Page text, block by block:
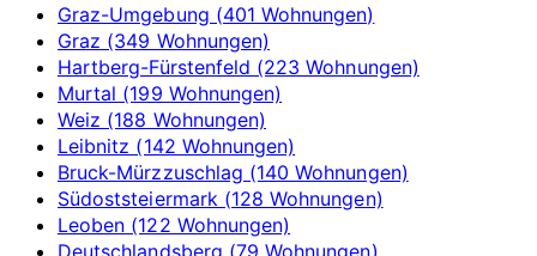
Graz-Umgebung (401 Wohnungen)
Graz (349 Wohnungen)
Hartberg-Fürstenfeld (223 Wohnungen)
Murtal (199 Wohnungen)
Weiz (188 Wohnungen)
Leibnitz (142 Wohnungen)
Bruck-Mürzzuschlag (140 Wohnungen)
Südoststeiermark (128 Wohnungen)
Leoben (122 Wohnungen)
Deutschlandsberg (79 Wohnungen)